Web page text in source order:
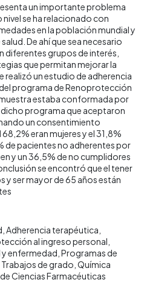
un importante problema
nivel se ha relacionado con
en la población mundial y
De ahí que sea necesario
diferentes grupos de interés,
que permitan mejorar la
realizó un estudio de adherencia
programa de Renoprotección
estaba conformada por
programa que aceptaron
un consentimiento
eran mujeres y el 31,8%
de pacientes no adherentes por
y un 36,5% de no cumplidores
se encontró que el tener
ser mayor de 65 años están
Adherencia terapéutica
al ingreso personal
y enfermedad Programas de
Trabajos de grado Química
Ciencias Farmacéuticas